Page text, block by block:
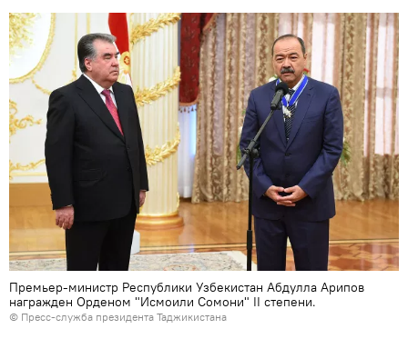
Премьер-министр Республики Узбекистан Абдулла Арипов
награжден Орденом "Исмоили Сомони" II степени.
© Пресс-служба президента Таджикистана